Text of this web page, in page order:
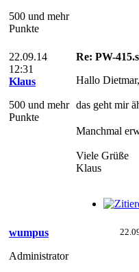
500 und mehr
Punkte
22.09.14
12:31
Klaus
500 und mehr
Punkte
Re: PW-
Hallo Dietmar,
das geht mir
Manchmal
Viele Grüße
Klaus
wumpus
Administrator